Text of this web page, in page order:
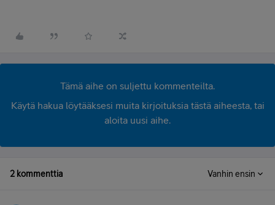
Tämä aihe on suljettu kommenteilta.
Käytä hakua löytääksesi muita kirjoituksia tästä aiheesta, tai
aloita uusi aihe.
2 kommenttia Vanhin ensin